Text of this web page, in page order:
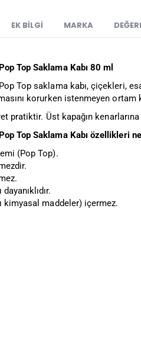
EK BILGI MARKA
Top Saklama Kabı 80 ml
Top saklama kabı, çiçekleri,
korurken istenmeyen ortam
pratiktir. Üst kapağın
Top Saklama Kabıözellikleri
(Pop Top).
kimyasal maddeler) içermez.